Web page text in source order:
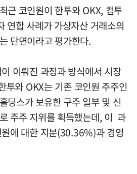
근 코인원이 한투와 OKX, 컴투
연합 사례가 가상자산 거래소의
단면이라고 평가한다.
이뤄진 과정과 방식에서 시장
투와 OKX는 기존 코인원 주주인
딩스가 보유한 구주 일부 및 신
주주 지위를 획득했는데, 이 과
에 대한 지분(30.36%)과 경영